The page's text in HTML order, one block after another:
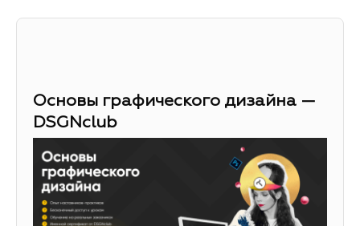
Основы графического дизайна —
DSGNclub